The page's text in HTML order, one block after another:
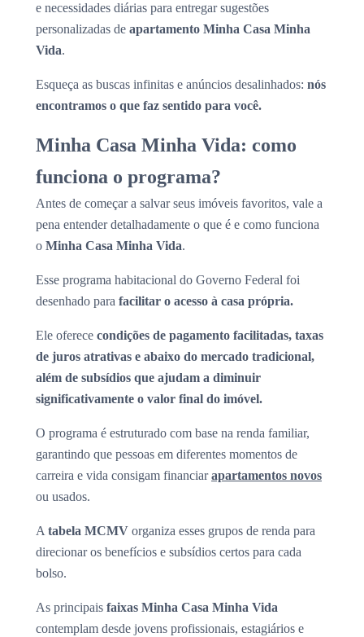
e necessidades diárias para entregar sugestões
personalizadas de apartamento Minha Casa Minha
Vida.
Esqueça as buscas infinitas e anúncios desalinhados: nós
encontramos o que faz sentido para você.
Minha Casa Minha Vida: como
funciona o programa?
Antes de começar a salvar seus imóveis favoritos, vale a
pena entender detalhadamente o que é e como funciona
o Minha Casa Minha Vida.
Esse programa habitacional do Governo Federal foi
desenhado para facilitar o acesso à casa própria.
Ele oferece condições de pagamento facilitadas, taxas
de juros atrativas e abaixo do mercado tradicional,
além de subsídios que ajudam a diminuir
significativamente o valor final do imóvel.
O programa é estruturado com base na renda familiar,
garantindo que pessoas em diferentes momentos de
carreira e vida consigam financiarapartamentos novos
ou usados.
A tabela MCMV organiza esses grupos de renda para
direcionar os benefícios e subsídios certos para cada
bolso.
As principais faixas Minha Casa Minha Vida
contemplam desde jovens profissionais, estagiários e